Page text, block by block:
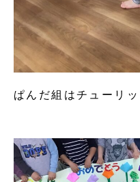
ぱんだ組はチューリ